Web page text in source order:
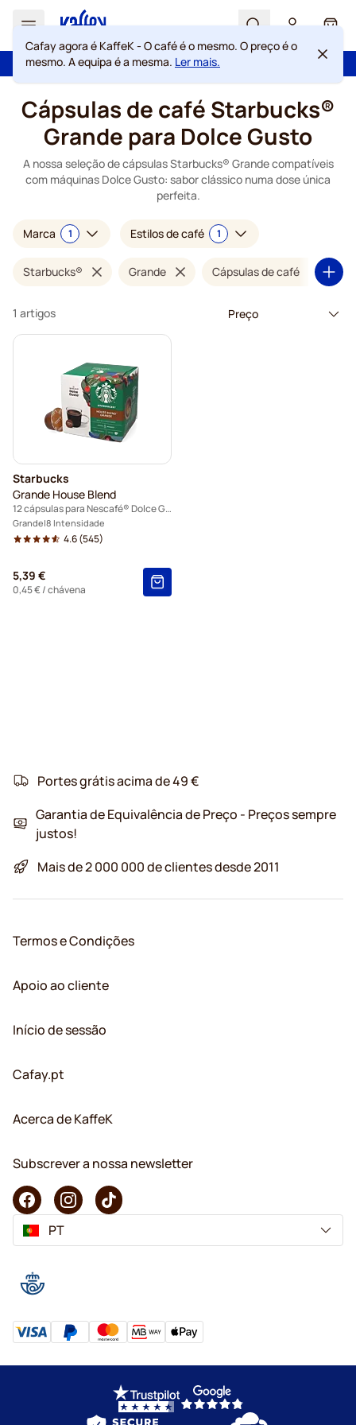
Ir para o Conteúdo
Search Cart
Portes grátis acima de 49 €
100 dias de direito de rescisão
Cafay agora é KaffeK - O café é o mesmo. O preço é o
mesmo. A equipa é a mesma. Ler mais.
Cápsulas de café Starbucks®
Grande para Dolce Gusto
A nossa seleção de cápsulas Starbucks® Grande compatíveis
com máquinas Dolce Gusto: sabor clássico numa dose única
perfeita.
Marca 1 Estilos de café 1
Starbucks® Grande Cápsulas de café
1 artigos
Starbucks
Grande House Blend
12 cápsulas para Nescafé® Dolce Gusto
Grande 8 Intensidade
4.6(545)
5,39 €
0,45 €/ chávena
Portes grátis acima de 49 €
Garantia de Equivalência de Preço - Preços sempre
justos!
Mais de 2 000 000 de clientes desde 2011
Termos e Condições
Apoio ao cliente
Início de sessão
Cafay.pt
Acerca de KaffeK
Subscrever a nossa newsletter
PT